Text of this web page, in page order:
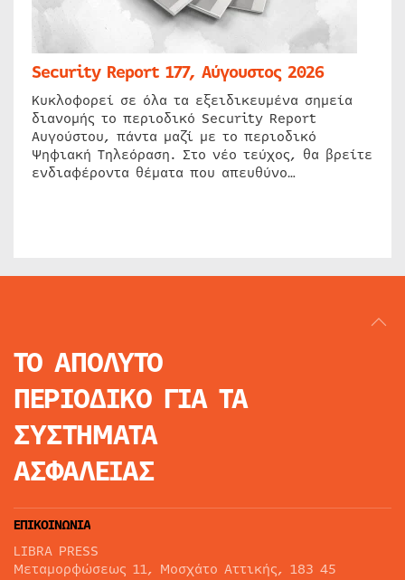
Security Report 177, Αύγουστος 2026
Κυκλοφορεί σε όλα τα εξειδικευμένα σημεία
διανομής το περιοδικό Security Report
Αυγούστου, πάντα μαζί με το περιοδικό
Ψηφιακή Τηλεόραση. Στο νέο τεύχος, θα βρείτε
ενδιαφέροντα θέματα που απευθύνο…
ΤΟ ΑΠΟΛΥΤΟ
ΠΕΡΙΟΔΙΚΟ ΓΙΑ ΤΑ
ΣΥΣΤΗΜΑΤΑ
ΑΣΦΑΛΕΙΑΣ
ΕΠΙΚΟΙΝΩΝΙΑ
LIBRA PRESS
Μεταμορφώσεως 11, Μοσχάτο Αττικής, 183 45